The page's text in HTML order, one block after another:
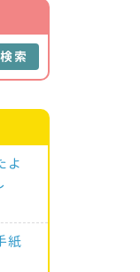
検索
よ
紙